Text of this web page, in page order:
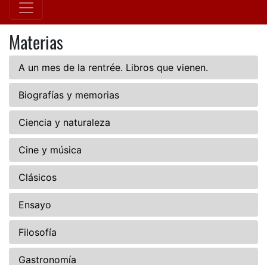
Materias
A un mes de la rentrée. Libros que vienen.
Biografías y memorias
Ciencia y naturaleza
Cine y música
Clásicos
Ensayo
Filosofía
Gastronomía